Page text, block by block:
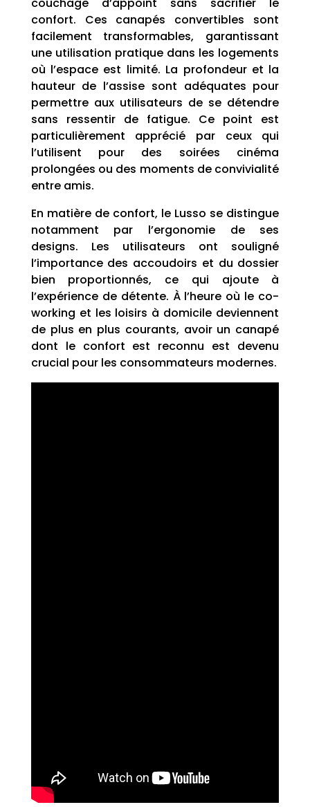
confort. Ces canapés convertibles sont
facilement transformables, garantissant
une utilisation pratique dans les logements
où l’espace est limité. La profondeur et la
hauteur de l’assise sont adéquates pour
permettre aux utilisateurs de se détendre
sans ressentir de fatigue. Ce point est
particulièrement apprécié par ceux qui
l’utilisent pour des soirées cinéma
prolongées ou des moments de convivialité
entre amis.
En matière de confort, le Lusso se distingue
notamment par l’ergonomie de ses
designs. Les utilisateurs ont souligné
l’importance des accoudoirs et du dossier
bien proportionnés, ce qui ajoute à
l’expérience de détente. À l’heure où le co-
working et les loisirs à domicile deviennent
de plus en plus courants, avoir un canapé
dont le confort est reconnu est devenu
crucial pour les consommateurs modernes.